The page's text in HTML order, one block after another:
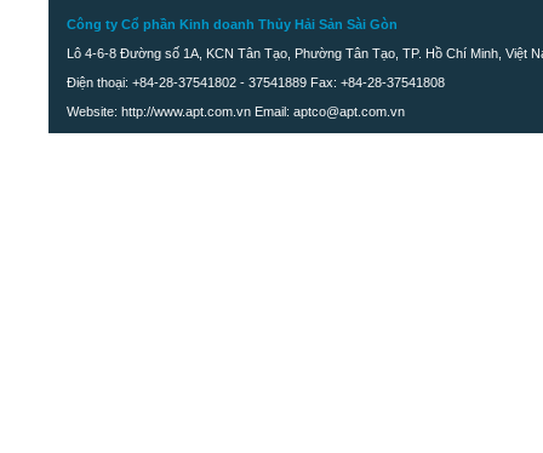
Công ty Cổ phần Kinh doanh Thủy Hải Sản Sài Gòn
Lô 4-6-8 Đường số 1A, KCN Tân Tạo, Phường Tân Tạo, TP. Hồ Chí Minh, Việt
Điện thoại: +84-28-37541802 - 37541889 Fax: +84-28-37541808
Website: http://www.apt.com.vn Email: aptco@apt.com.vn